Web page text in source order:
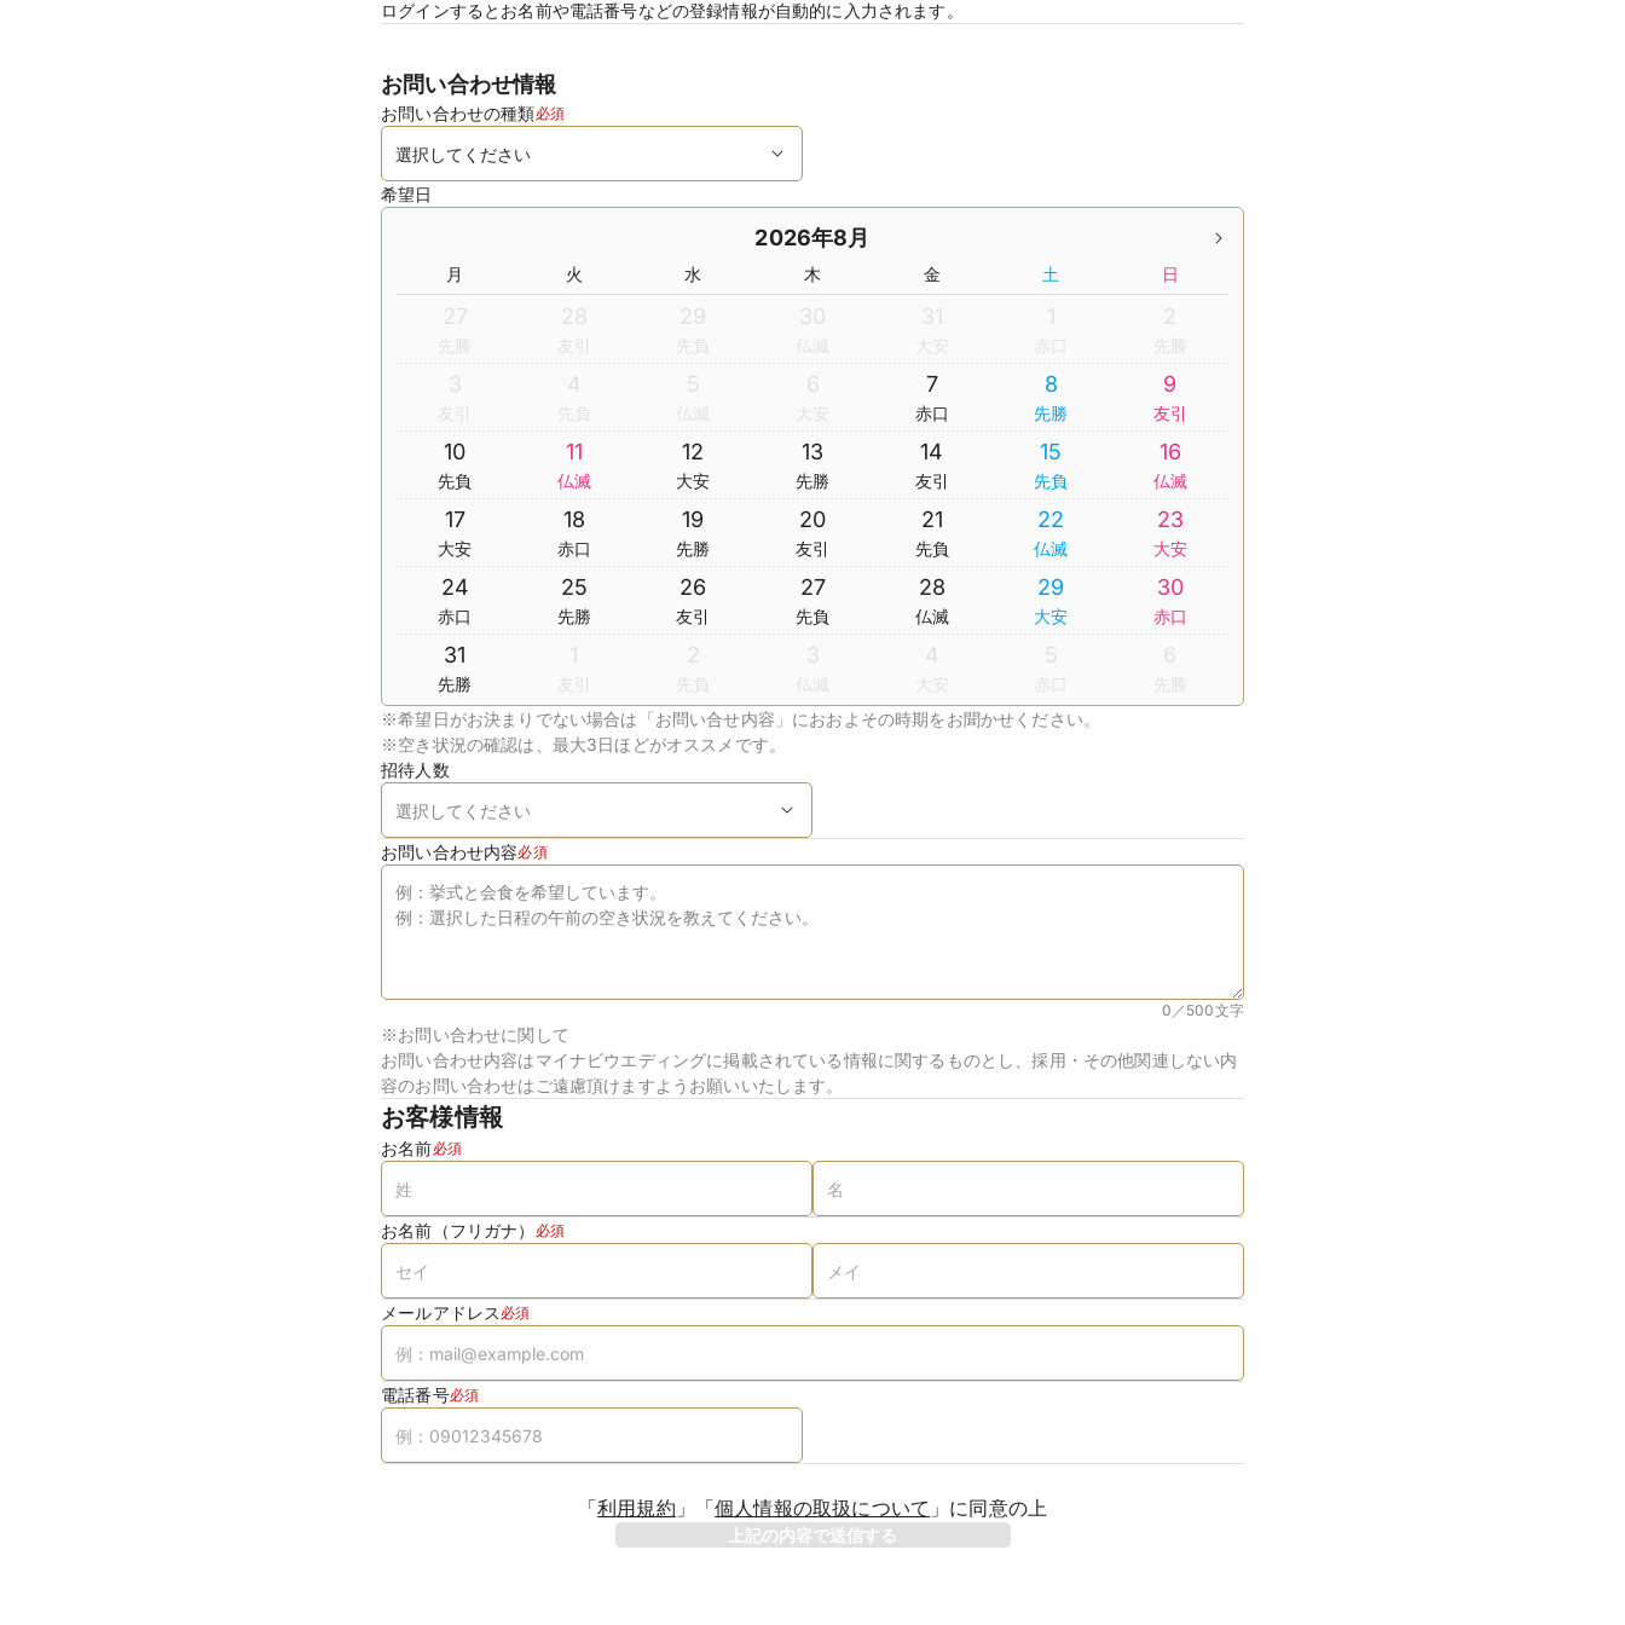
ログインするとお名前や電話番号などの登録情報が自動的に入力されます。
お問い合わせ情報
お問い合わせの種類必須
希望日
2026年8月
月 火 水 木 金 土 日
27
先勝
28
友引
29
先負
30
仏滅
31
大安
1
赤口
2
先勝
3
友引
4
先負
5
仏滅
6
大安
7
赤口
8
先勝
9
友引
10
先負
11
仏滅
12
大安
13
先勝
14
友引
15
先負
16
仏滅
17
大安
18
赤口
19
先勝
20
友引
21
先負
22
仏滅
23
大安
24
赤口
25
先勝
26
友引
27
先負
28
仏滅
29
大安
30
赤口
31
先勝
1
友引
2
先負
3
仏滅
4
大安
5
赤口
6
先勝
※希望日がお決まりでない場合は「お問い合せ内容」におおよその時期をお聞かせください。
※空き状況の確認は、最大3日ほどがオススメです。
招待人数
お問い合わせ内容必須
0／500文字
※お問い合わせに関して
お問い合わせ内容はマイナビウエディングに掲載されている情報に関するものとし、採用・その他関連しない内
容のお問い合わせはご遠慮頂けますようお願いいたします。
お客様情報
お名前必須
お名前（フリガナ） 必須
メールアドレス 必須
電話番号必須
「利用規約 」 「個人情報の取扱について 」 に同意の上
上記の内容で送信する